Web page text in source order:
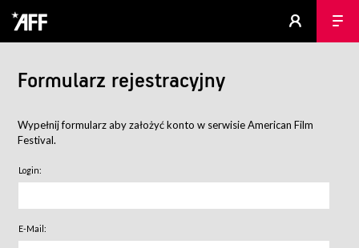
Formularz rejestracyjny
Wypełnij formularz aby założyć konto w serwisie American Film
Festival.
Login:
E-Mail: